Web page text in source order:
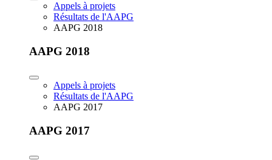
Appels à projets
Résultats de l'AAPG
AAPG 2018
AAPG 2018
Appels à projets
Résultats de l'AAPG
AAPG 2017
AAPG 2017